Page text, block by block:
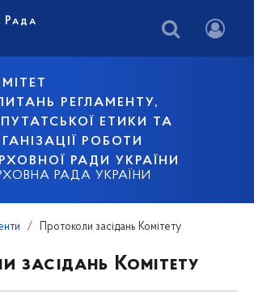
РЕГЛАМЕНТУ,
ЕТИКИ ТА
РОБОТИ
РАДИ УКРАЇНИ
РАДА УКРАЇНИ
Рада
Протоколи засідань Комітету
засідань Комітету